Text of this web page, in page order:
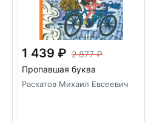
1 439
2 877
Пропавшая буква
Раскатов Михаил Евсеевич